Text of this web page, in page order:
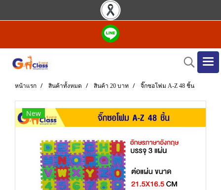
หน้าแรก สินค้าทั้งหมด สินค้า 20 บาท จิ๊กซอโฟม A-Z 48 ชิ้น
New